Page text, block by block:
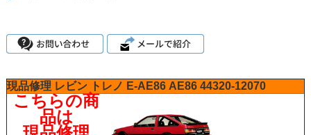
現品修理 レビン トレノ E-AE86 AE86 44320-12070
こちらの商
品は